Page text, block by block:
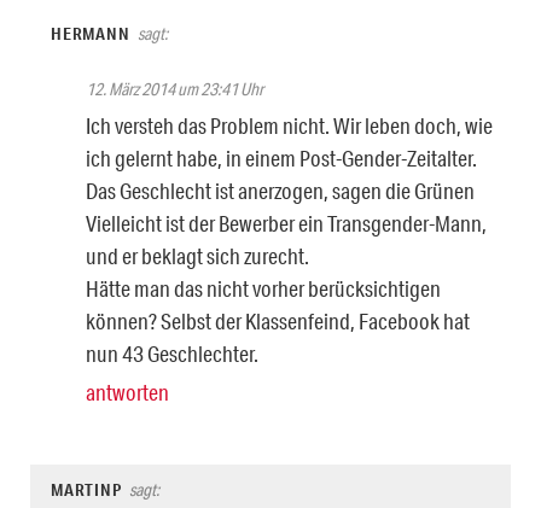
HERMANN sagt:
12. März 2014 um 23:41 Uhr
Ich versteh das Problem nicht. Wir leben doch, wie
ich gelernt habe, in einem Post-Gender-Zeitalter.
Das Geschlecht ist anerzogen, sagen die Grünen
Vielleicht ist der Bewerber ein Transgender-Mann,
und er beklagt sich zurecht.
Hätte man das nicht vorher berücksichtigen
können? Selbst der Klassenfeind, Facebook hat
nun 43 Geschlechter.
antworten
MARTINP sagt: